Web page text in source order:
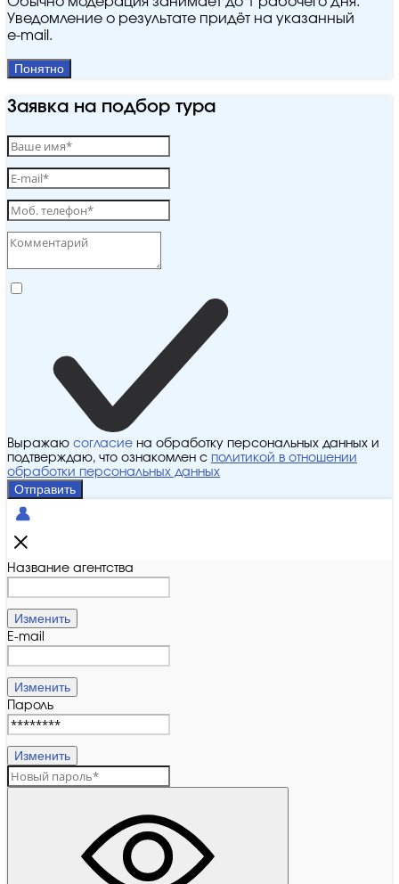
Уведомление о результате придёт на указанный
e‑mail.
Понятно
Заявка на подбор тура
Выражаю согласие на обработку персональных данных и
подтверждаю, что ознакомлен с политикой в отношении
обработки персональных данных
Отправить
Название агентства
Изменить
E-mail
Изменить
Пароль
Изменить